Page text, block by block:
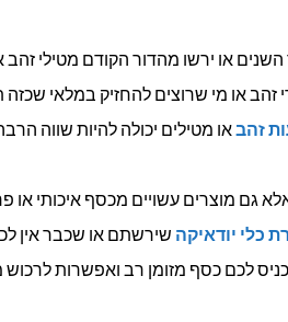
או ירשו מהדור הקודם מטילי
זהב או מי שרוצים להחזיק במלאי שכזה
זהבאו מטילים יכולה להיות שווה
גם מוצרים עשויים מכסף איכותי או
כלי יודאיקה שירשתם או שכבר אין
לכם כסף מזומן רב ואפשרות לרכוש